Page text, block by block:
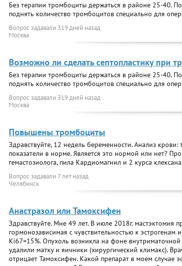
Без терапии тромбоциты держаться в районе 25-40.
поднять количество тромбоцитов специально для
Вопрос задавали 319 дней назад
Москва
Возможно ли сделать септопластику при
Без терапии тромбоциты держаться в районе 25-40.
поднять количество тромбоцитов специально для
Вопрос задавали 319 дней назад
Москва
Повышены тромбоциты
Здравствуйте, 12 недель беременности. Анализ
показатели в норме. Является это нормой или нет?
гемастозиолога, пила Кардиомагнил и 2 курса
Вопрос задавали 7 лет назад
Челябинск
Анастразол или Тамоксифен
Здравствуйте. Мне 49 лет. В июле 2018г. мастэктомия
гормонозависимая с чувствительностью к
Ki67=15%. Опухоль возникла на фоне
удалили матку и яичники (хирургический климакс).
отрицает Тамоксифен. Какой препарат в моем случае